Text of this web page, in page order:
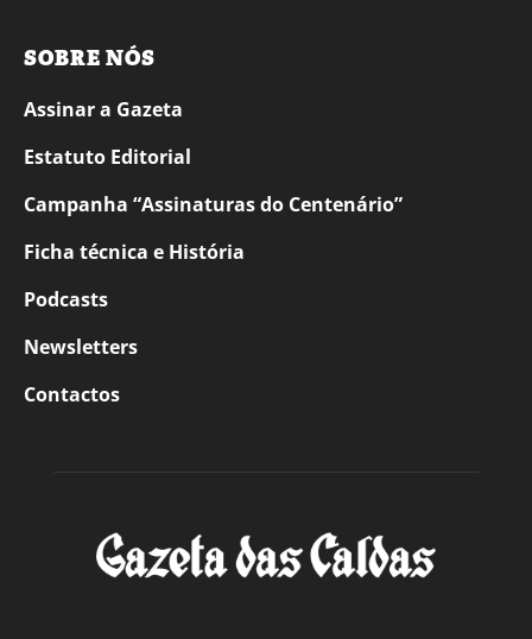
SOBRE NÓS
Assinar a Gazeta
Estatuto Editorial
Campanha “Assinaturas do Centenário”
Ficha técnica e História
Podcasts
Newsletters
Contactos